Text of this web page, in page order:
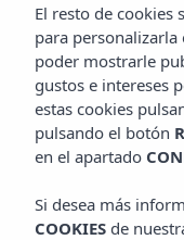
El resto de cookies
para personalizarla
poder mostrarle
gustos e intereses
estas cookies
pulsando el botón
en el apartado
Si desea más
COOKIES de